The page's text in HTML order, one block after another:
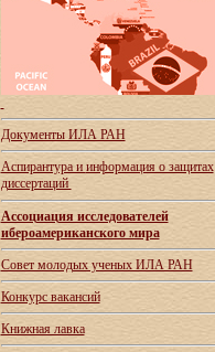
Документы ИЛА РАН
Аспирантура и информация о защитах
диссертаций
Ассоциация исследователей
ибероамериканского мира
Совет молодых ученых ИЛА РАН
Конкурс вакансий
Книжная лавка